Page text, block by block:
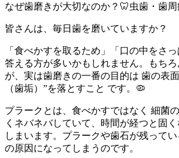
なぜ歯磨きが大切なのか？🦷虫歯・歯
皆さんは、毎日歯を磨いていますか？
「食べかすを取るため」「口の中をさ
答える方が多いかもしれません。もち
が、実は歯磨きの一番の目的は 歯の表
（歯垢）”を落とすこと です。🦠
プラークとは、食べかすではなく 細菌
くネバネバしていて、時間が経つと固
しまいます。プラークや歯石が残って
の原因になってしまうのです。